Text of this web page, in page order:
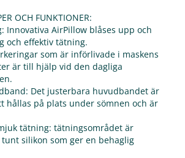
OCH FUNKTIONER:
Innovativa AirPillow blåses upp och
och effektiv tätning.
som är införlivade i maskens
är till hjälp vid den dagliga
Det justerbara huvudbandet är
hållas på plats under sömnen och är
tätning: tätningsområdet är
silikon som ger en behaglig